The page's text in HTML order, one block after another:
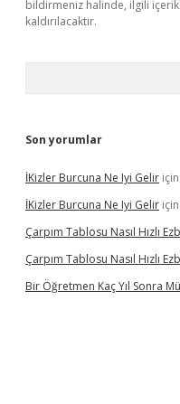
bildirmeniz halinde, ilgili
kaldırılacaktır.
Son yorumlar
İKizler Burcuna Ne Iyi Gelir için
İKizler Burcuna Ne Iyi Gelir için
Çarpım Tablosu Nasıl Hızlı
Çarpım Tablosu Nasıl Hızlı
Bir Öğretmen Kaç Yıl Sonra